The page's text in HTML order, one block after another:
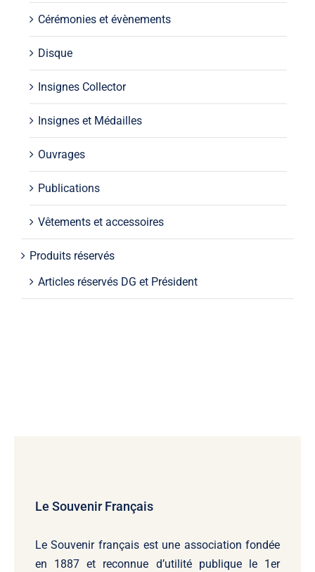
Cérémonies et évènements
Disque
Insignes Collector
Insignes et Médailles
Ouvrages
Publications
Vêtements et accessoires
Produits réservés
Articles réservés DG et Président
Le Souvenir Français
Le Souvenir français est une association fondée
en 1887 et reconnue d’utilité publique le 1er